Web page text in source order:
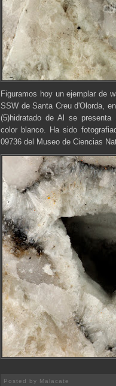
Figuramos hoy un ejemplar de
SSW de Santa Creu d'Olorda,
(5)hidratado de Al se presenta
color blanco. Ha sido
09736 del Museo de Ciencias
Posted by Malacate